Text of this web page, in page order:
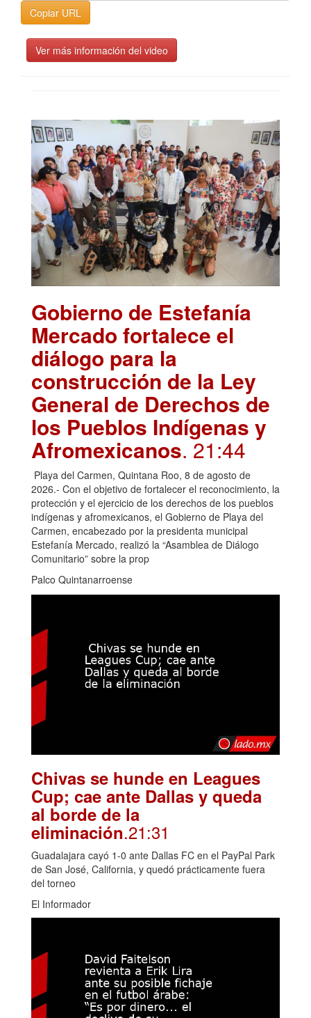
Copiar URL
Ver más información del video
Gobierno de Estefanía
Mercado fortalece el
diálogo para la
construcción de la Ley
General de Derechos de
los Pueblos Indígenas y
Afromexicanos. 21:44
Playa del Carmen, Quintana Roo, 8 de agosto de
2026.- Con el objetivo de fortalecer el reconocimiento, la
protección y el ejercicio de los derechos de los pueblos
indígenas y afromexicanos, el Gobierno de Playa del
Carmen, encabezado por la presidenta municipal
Estefanía Mercado, realizó la “Asamblea de Diálogo
Comunitario” sobre la prop
Palco Quintanarroense
Chivas se hunde en Leagues
Cup; cae ante Dallas y queda
al borde de la
eliminación.21:31
Guadalajara cayó 1-0 ante Dallas FC en el PayPal Park
de San José, California, y quedó prácticamente fuera
del torneo
El Informador